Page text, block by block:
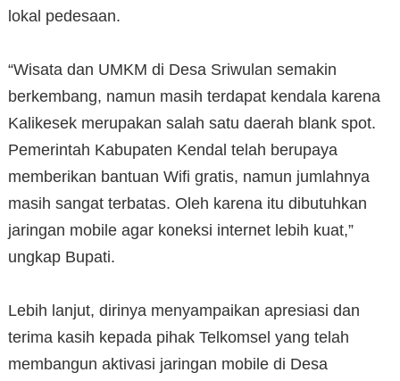
lokal pedesaan.
‎“Wisata dan UMKM di Desa Sriwulan semakin
berkembang, namun masih terdapat kendala karena
Kalikesek merupakan salah satu daerah blank spot.
Pemerintah Kabupaten Kendal telah berupaya
memberikan bantuan Wifi gratis, namun jumlahnya
masih sangat terbatas. Oleh karena itu dibutuhkan
jaringan mobile agar koneksi internet lebih kuat,”
ungkap Bupati.
‎Lebih lanjut, dirinya menyampaikan apresiasi dan
terima kasih kepada pihak Telkomsel yang telah
membangun aktivasi jaringan mobile di Desa